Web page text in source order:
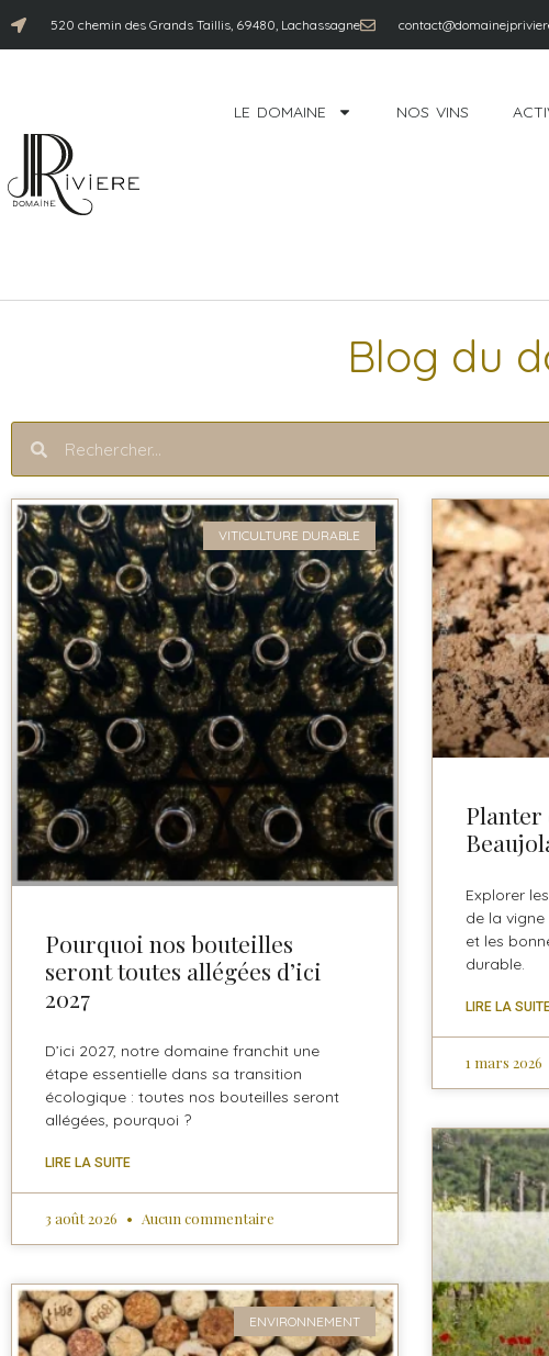
520 chemin des Grands Taillis, 69480, Lachassagne
LE DOMAINE NOS VINS
Blog du
VITICULTURE DURABLE
Pourquoi nos bouteilles
seront toutes allégées d’ici
2027
D’ici 2027, notre domaine franchit une
étape essentielle dans sa transition
écologique : toutes nos bouteilles seront
allégées, pourquoi ?
LIRE LA SUITE
3 août 2026 Aucun commentaire
Planter
Explorer
de la
et les
durable.
LIRE LA
1 mars 2026
ENVIRONNEMENT